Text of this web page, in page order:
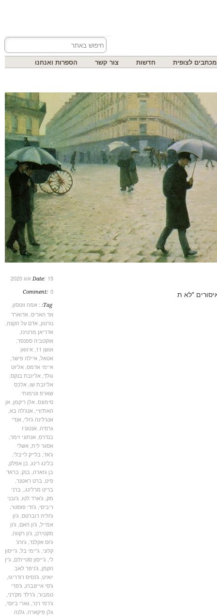
לצופית חדשות צור קשר הספרות ואנחנו
Date:
Comment:
: אמה ווטסון,
אד האריס,אדוארד
נורטון,אדם על הקצה,
אדריאן מרטינז,
אוקטביה ספנסר,
אושן 11
, איוואן
אטאל,איילה פישר,
איימי אדמס,אליוט
,אליזבת בנקס,
אליזבת שו,אלכס
שארפ וטימותי
סימונס,אלן ריקמן,אן
האת'וויי,אנג'לה בא,
אנג'לינה ג'ולי ,אנדי
גרסיה,אנטוניו
בנדרס,אנתוני זימר,
אסגר לית ,אשלי
,בלייק לייבלי,
בלינג רינג ,בן אפלק,
בן גזארה,בנק ,בראד
,ברט ראטנר,
בריט מרלינג.,ברני
ג'ארד לטו,ג'ובני
ריביסי,ג'ודי פוסטר,
ג'וליה רוברטס,ג'ון
אמייל,ג'ון האם ,ג'ון
מקטירנן,ג'ון רקווה,
ג'וס אקלנד,ג'ורג'
קלוני,ג'יימי בל, ג'ייסון
ג'ייסון סטיית'ם,ג'ין
הקמן,ג'ניפר לאב
יואיט,ג'נסיס רודריגז,
ג'סי אייזנברג,ג'פרי
טמבור,ג'רלד מק'רני,
ג'רמי רנר ,גארי ביוסי,
גלן פיקארה,גלנה
"לא ת